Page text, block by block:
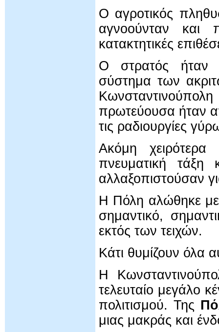
Ο αγροτικός
αγνοούνταν και
κατακτητικές
Ο στρατός ήταν
σύστημα των
πρωτεύουσα ήταν
τις ραδιουργίες
Ακόμη
πνευματική τάξη
αλλαξοπιστούσαν
Η Πόλη αλώθηκε με
σημαντικό,
εκτός των τειχών.
Κάτι θυμίζουν όλα
Η
τελευταίο μεγάλο
πολιτισμού. Της
μιας μακράς και